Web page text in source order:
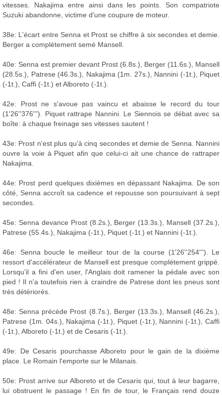
vitesses. Nakajima entre ainsi dans les points. Son compatriote
Suzuki abandonne, victime d'une coupure de moteur.
38e: L'écart entre Senna et Prost se chiffre à six secondes et demie.
Berger a complétement semé Mansell.
40e: Senna est premier devant Prost (6.8s.), Berger (11.6s.), Mansell
(28.5s.), Patrese (46.3s.), Nakajima (1m. 27s.), Nannini (-1t.), Piquet
(-1t.), Caffi (-1t.) et Alboreto (-1t.).
42e: Prost ne s'avoue pas vaincu et abaisse le record du tour
(1'26''376'''). Piquet rattrape Nannini. Le Siennois se débat avec sa
boîte: à chaque freinage ses vitesses sautent !
43e: Prost n'est plus qu'à cinq secondes et demie de Senna. Nannini
ouvre la voie à Piquet afin que celui-ci ait une chance de rattraper
Nakajima.
44e: Prost perd quelques dixièmes en dépassant Nakajima. De son
côté, Senna accroît sa cadence et repousse son poursuivant à sept
secondes.
45e: Senna devance Prost (8.2s.), Berger (13.3s.), Mansell (37.2s.),
Patrese (55.4s.), Nakajima (-1t.), Piquet (-1t.) et Nannini (-1t.).
46e: Senna boucle le meilleur tour de la course (1'26''254'''). Le
ressort d'accélérateur de Mansell est presque complétement grippé.
Lorsqu'il a fini d'en user, l'Anglais doit ramener la pédale avec son
pied ! Il n'a toutefois rien à craindre de Patrese dont les pneus sont
très détériorés.
48e: Senna précède Prost (8.7s.), Berger (13.3s.), Mansell (46.2s.),
Patrese (1m. 04s.), Nakajima (-1t.), Piquet (-1t.), Nannini (-1t.), Caffi
(-1t.), Alboreto (-1t.) et de Cesaris (-1t.).
49e: De Cesaris pourchasse Alboreto pour le gain de la dixième
place. Le Romain l'emporte sur le Milanais.
50e: Prost arrive sur Alboreto et de Cesaris qui, tout à leur bagarre,
lui obstruent le passage ! En fin de tour, le Français rend douze